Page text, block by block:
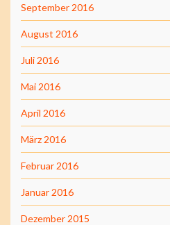
September 2016
August 2016
Juli 2016
Mai 2016
April 2016
März 2016
Februar 2016
Januar 2016
Dezember 2015